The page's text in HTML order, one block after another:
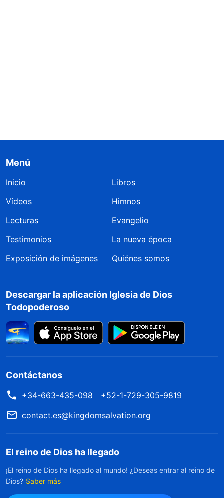
Menú
Inicio
Libros
Vídeos
Himnos
Lecturas
Evangelio
Testimonios
La nueva época
Exposición de imágenes
Quiénes somos
Descargar la aplicación Iglesia de Dios
Todopoderoso
Contáctanos
+34-663-435-098
+52-1-729-305-9819
contact.es@kingdomsalvation.org
El reino de Dios ha llegado
¡El reino de Dios ha llegado al mundo! ¿Deseas entrar al reino de
Dios? Saber más